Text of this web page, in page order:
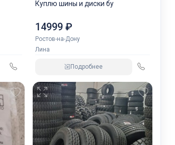
Куплю шины и диски бу
14999 ₽
Ростов-на-Дону
Лина
Подробнее